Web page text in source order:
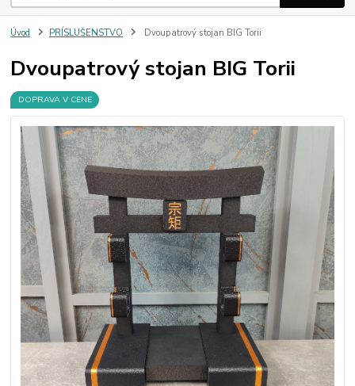
Úvod PRÍSLUŠENSTVO Dvoupatrový stojan BIG Torii
Dvoupatrový stojan BIG Torii
DOPRAVA V CENE